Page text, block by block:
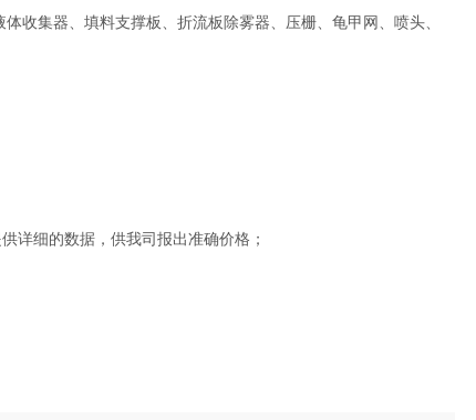
收集器、填料支撑板、折流板除雾器、压栅、龟甲网、喷头、
详细的数据，供我司报出准确价格；